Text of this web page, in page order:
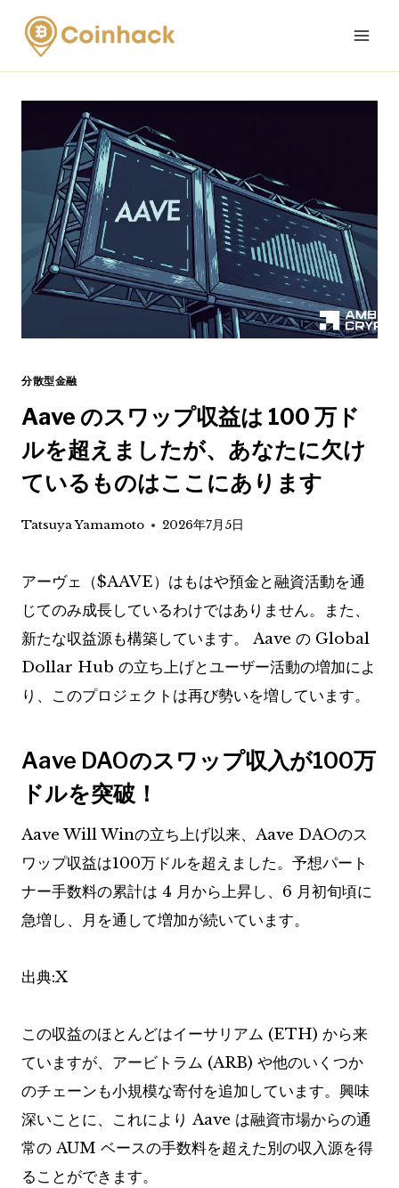
Skip
content
分散型金融
Aave のスワップ収益は 100 万ド
ルを超えましたが、あなたに欠け
ているものはここにあります
Tatsuya Yamamoto 2026年7月5日
アーヴェ（$AAVE）はもはや預金と融資活動を通
じてのみ成長しているわけではありません。また、
新たな収益源も構築しています。 Aave の Global
Dollar Hub の立ち上げとユーザー活動の増加によ
り、このプロジェクトは再び勢いを増しています。
Aave DAOのスワップ収入が100万
ドルを突破！
Aave Will Winの立ち上げ以来、Aave DAOのス
ワップ収益は100万ドルを超えました。予想パート
ナー手数料の累計は 4 月から上昇し、6 月初旬頃に
急増し、月を通して増加が続いています。
出典:X
この収益のほとんどはイーサリアム (ETH) から来
ていますが、アービトラム (ARB) や他のいくつか
のチェーンも小規模な寄付を追加しています。興味
深いことに、これにより Aave は融資市場からの通
常の AUM ベースの手数料を超えた別の収入源を得
ることができます。